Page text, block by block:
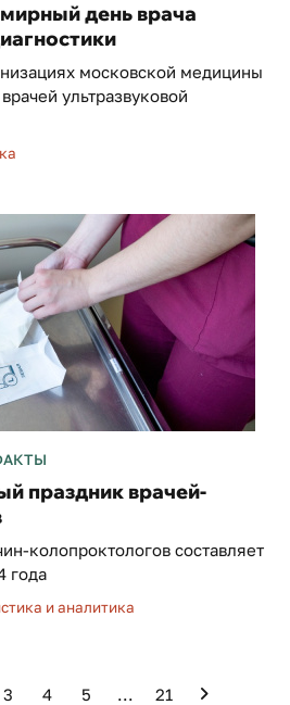
день врача
московской медицины
ультразвуковой
праздник врачей-
колопроктологов составляет
года
и аналитика
3 4 5 21